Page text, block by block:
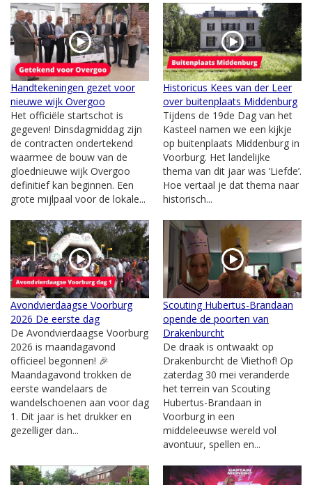
Handtekeningen gezet voor
nieuwe wijk Overgoo
Het officiële startschot is
gegeven! Dinsdagmiddag zijn
de contracten ondertekend
waarmee de bouw van de
gloednieuwe wijk Overgoo
definitief kan beginnen. Een
grote mijlpaal voor de lokale...
Historicus Kees van der Leer
over buitenplaats Middenburg
Tijdens de 19de Dag van het
Kasteel namen we een kijkje
op buitenplaats Middenburg in
Voorburg. Het landelijke
thema van dit jaar was ‘Liefde’.
Hoe vertaal je dat thema naar
historisch...
Avondvierdaagse Voorburg
2026 De eerste dag
De Avondvierdaagse Voorburg
2026 is maandagavond
officieel begonnen! 🎉
Maandagavond trokken de
eerste wandelaars de
wandelschoenen aan voor dag
1. Dit jaar is het drukker en
gezelliger dan...
Scouting Hubertus-Brandaan
opende de poorten van
Drakenburcht
De draak is ontwaakt op
Drakenburcht de Vliethof! Op
zaterdag 30 mei veranderde
het terrein van Scouting
Hubertus-Brandaan in
Voorburg in een
middeleeuwse wereld vol
avontuur, spellen en...